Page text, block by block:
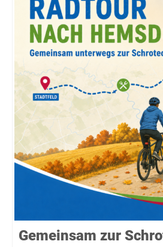
Gemeinsam zur